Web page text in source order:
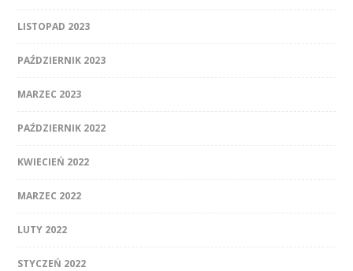
LISTOPAD 2023
PAŹDZIERNIK 2023
MARZEC 2023
PAŹDZIERNIK 2022
KWIECIEŃ 2022
MARZEC 2022
LUTY 2022
STYCZEŃ 2022